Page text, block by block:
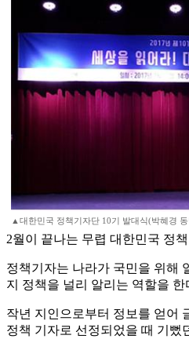
▲대한민국 정책기자단 10기 발대식(박혜경
2월이 끝나는 무렵 대한민국 정
정책기자는 나라가 국민을 위해
지 정책을 널리 알리는 역할을 한
작년 지인으로부터 정보를 얻어
정책 기자로 선정되었을 때 기뻤